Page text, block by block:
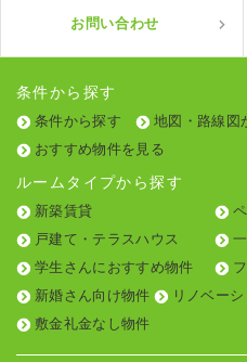
お問い合わせ
条件から探す
条件から探す
地図・路線図
おすすめ物件を見る
ルームタイプから探す
新築賃貸
戸建て・テラスハウス
学生さんにおすすめ物件
新婚さん向け物件
リノベー
敷金礼金なし物件